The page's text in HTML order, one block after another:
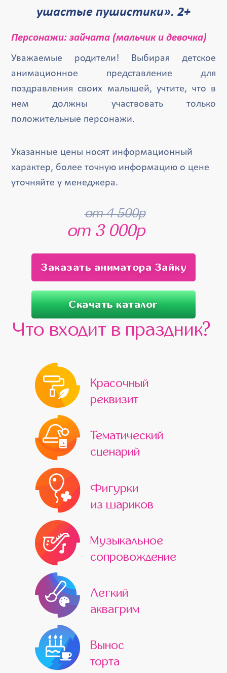
ушастые пушистики». 2+
Персонажи: зайчата (мальчик и девочка)
Уважаемые родители! Выбирая детское
анимационное представление для
поздравления своих малышей, учтите, что в
нем должны участвовать только
положительные персонажи.
Указанные цены носят информационный
характер, более точную информацию о цене
уточняйте у менеджера.
от 4 500р
от 3 000р
Заказать аниматора Зайку
Скачать каталог
Что входит в праздник?
Красочный
реквизит
Тематический
сценарий
Фигурки
из шариков
Музыкальное
сопровождение
Легкий
аквагрим
Вынос
торта